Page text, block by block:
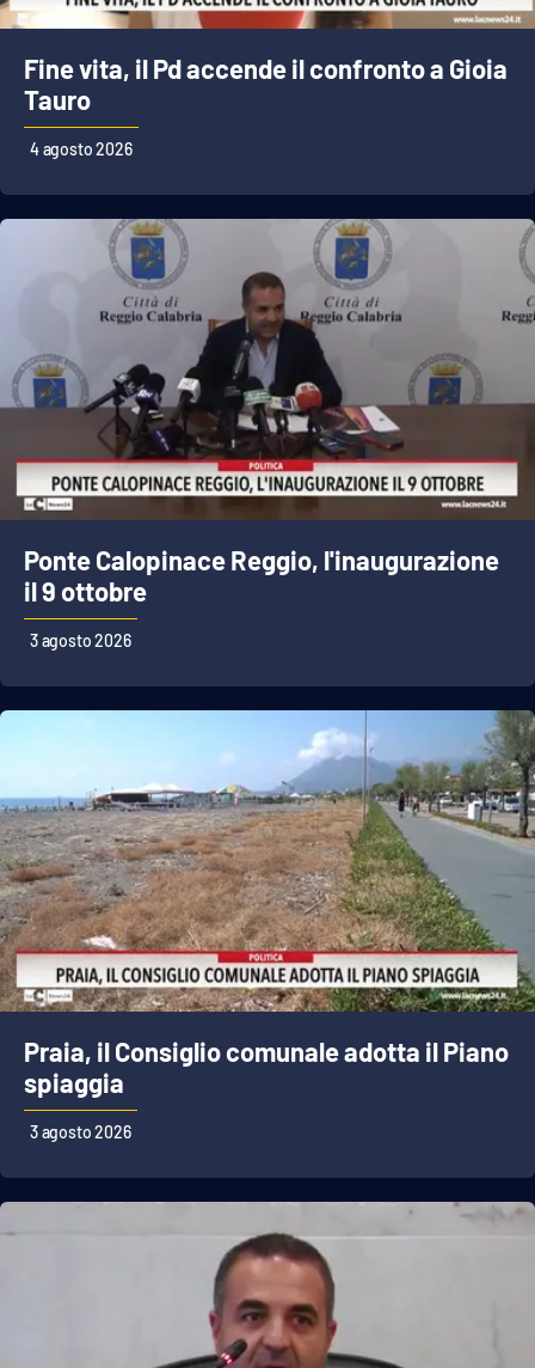
EDIZIONI
LOCALI
Catanzaro
Vibo Valentia
Reggio Calabria
Cosenza
Lamezia Terme
Buona Sanità Calabria
LA
CALABRIAVISIONE
Eventi
Food
Storie
LAC
Lacplay.it
Lactv.it
Laconair.it
Fine vita, il Pd accende il confronto a Gioia
Tauro
4 agosto 2026
Ponte Calopinace Reggio, l'inaugurazione
il 9 ottobre
3 agosto 2026
Praia, il Consiglio comunale adotta il Piano
spiaggia
3 agosto 2026